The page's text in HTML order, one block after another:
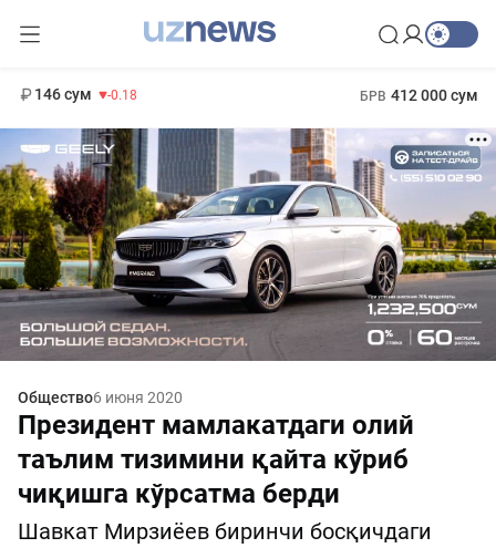
11 916 сум 1 271 000 сум
Общество6 июня 2020
Президент мамлакатдаги олий
таълим тизимини қайта кўриб
чиқишга кўрсатма берди
Шавкат Мирзиёев биринчи босқичдаги